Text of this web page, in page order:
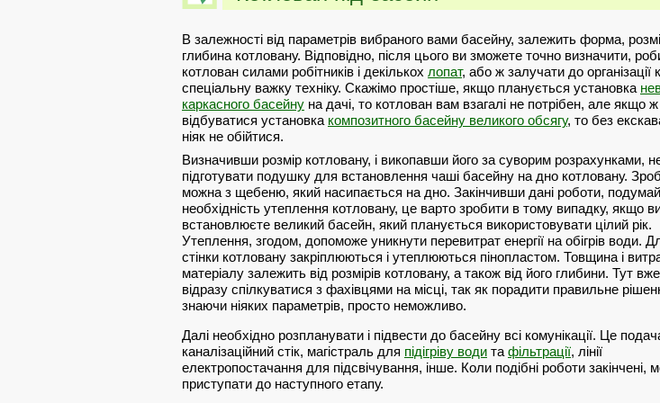
В залежності від параметрів вибраного вами басейну, залежить форма,
глибина котловану. Відповідно, після цього ви зможете точно визначити,
котлован силами робітників і декількох лопат, або ж залучати до організації
спеціальну важку техніку. Скажімо простіше, якщо планується установка
каркасного басейну на дачі, то котлован вам взагалі не потрібен, але якщо
відбуватися установка композитного басейну великого обсягу, то без
ніяк не обійтися.
Визначивши розмір котловану, і викопавши його за суворим розрахунками,
підготувати подушку для встановлення чаші басейну на дно котловану.
можна з щебеню, який насипається на дно. Закінчивши дані роботи,
необхідність утеплення котловану, це варто зробити в тому випадку, якщо
встановлюєте великий басейн, який планується використовувати цілий рік.
Утеплення, згодом, допоможе уникнути перевитрат енергії на обігрів води.
стінки котловану закріплюються і утеплюються пінопластом. Товщина і
матеріалу залежить від розмірів котловану, а також від його глибини. Тут
відразу спілкуватися з фахівцями на місці, так як порадити правильне
знаючи ніяких параметрів, просто неможливо.
Далі необхідно розпланувати і підвести до басейну всі комунікації. Це
каналізаційний стік, магістраль для підігріву води та фільтрації, лінії
електропостачання для підсвічування, інше. Коли подібні роботи закінчені,
приступати до наступного етапу.